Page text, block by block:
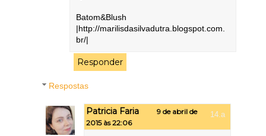
Batom&Blush
|http://marilisdasilvadutra.blogspot.com.
br/|
Responder
Respostas
Patricia Faria
9 de abril de
2015 às 22:06